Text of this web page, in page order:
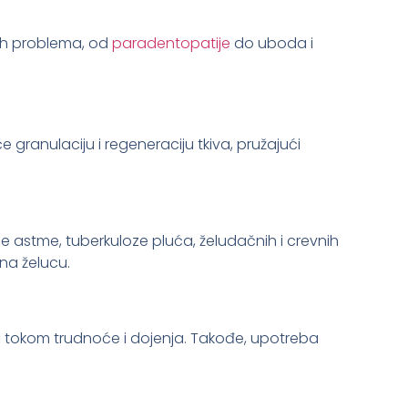
problema, od paradentopatije do uboda i
granulaciju i regeneraciju tkiva, pružajući
astme, tuberkuloze pluća, želudačnih i crevnih
želucu.
trudnoće i dojenja. Takođe, upotreba